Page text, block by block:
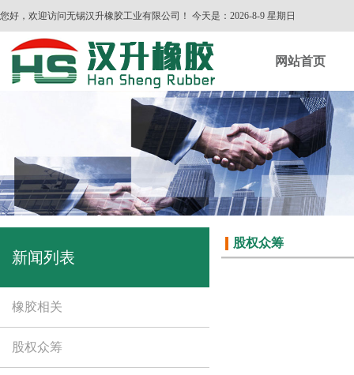
您好，欢迎访问无锡汉升橡胶工业有限公司！ 今天是： 2026-8-9 星期日
网站首页
新闻列表
橡胶相关
股权众筹
股权众筹